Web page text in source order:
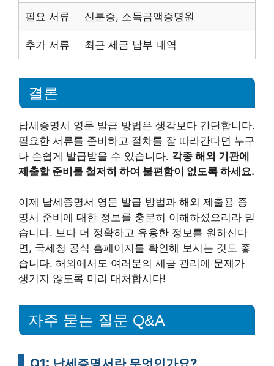
필요 서류 신분증, 소득금액증명원
추가 서류 최근 세금 납부 내역
결론
납세증명서 영문 발급 방법은 생각보다 간단합니다.
필요한 서류를 준비하고 절차를 잘 따라간다면 누구
나 손쉽게 발급받을 수 있습니다. 각종 해외 기관에
제출할 준비를 철저히 하여 불편함이 없도록 하세요.
이제 납세증명서 영문 발급 방법과 해외 제출용 증
명서 준비에 대한 정보를 충분히 이해하셨으리라 믿
습니다. 보다 더 정확하고 유용한 정보를 원하신다
면, 국세청 공식 홈페이지를 확인해 보시는 것도 좋
습니다. 해외에서도 여러분의 세금 관리에 문제가
생기지 않도록 미리 대처합시다!
자주 묻는 질문 Q&A